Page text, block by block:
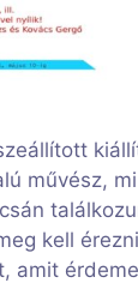
művész, mi
kell
amit